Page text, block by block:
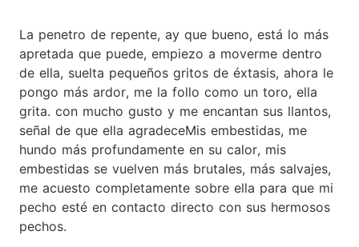
La penetro de repente, ay que bueno, está lo más
apretada que puede, empiezo a moverme dentro
de ella, suelta pequeños gritos de éxtasis, ahora le
pongo más ardor, me la follo como un toro, ella
grita. con mucho gusto y me encantan sus llantos,
señal de que ella agradeceMis embestidas, me
hundo más profundamente en su calor, mis
embestidas se vuelven más brutales, más salvajes,
me acuesto completamente sobre ella para que mi
pecho esté en contacto directo con sus hermosos
pechos.